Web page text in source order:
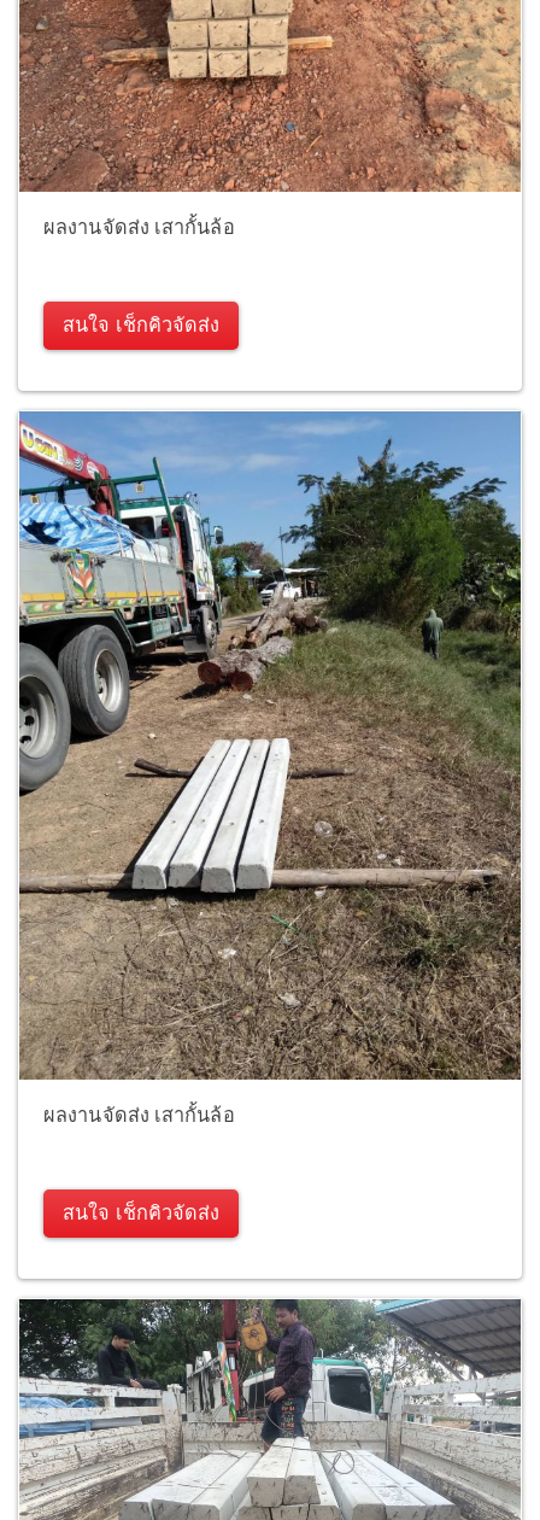
ผลงานจัดส่ง เสากั้นล้อ
สนใจ เช็กคิวจัดส่ง
ผลงานจัดส่ง เสากั้นล้อ
สนใจ เช็กคิวจัดส่ง